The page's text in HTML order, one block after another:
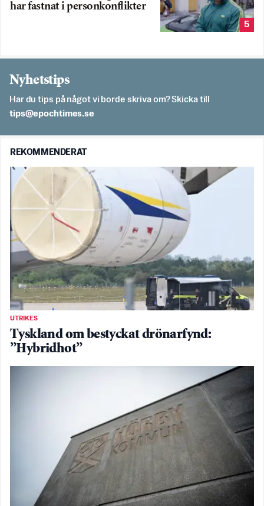
har fastnat i personkonflikter
5
Nyhetstips
Har du tips på något vi borde skriva om? Skicka till
es.semithcope@spit
REKOMMENDERAT
UTRIKES
Tyskland om bestyckat drönarfynd:
”Hybridhot”